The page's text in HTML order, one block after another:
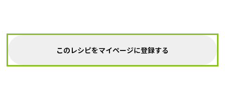
このレシピをマイページに登録する